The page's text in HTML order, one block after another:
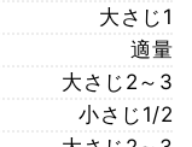
大さじ1
適量
大さじ2～3
小さじ1/2